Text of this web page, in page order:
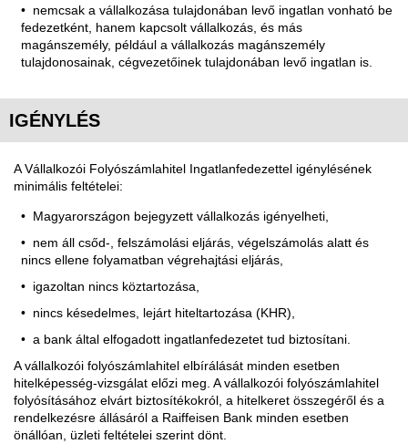
nemcsak a vállalkozása tulajdonában levő ingatlan vonható be
fedezetként, hanem kapcsolt vállalkozás, és más
magánszemély, például a vállalkozás magánszemély
tulajdonosainak, cégvezetőinek tulajdonában levő ingatlan is.
IGÉNYLÉS
A Vállalkozói Folyószámlahitel Ingatlanfedezettel igénylésének
minimális feltételei:
Magyarországon bejegyzett vállalkozás igényelheti,
nem áll csőd-, felszámolási eljárás, végelszámolás alatt és
nincs ellene folyamatban végrehajtási eljárás,
igazoltan nincs köztartozása,
nincs késedelmes, lejárt hiteltartozása (KHR),
a bank által elfogadott ingatlanfedezetet tud biztosítani.
A vállalkozói folyószámlahitel elbírálását minden esetben
hitelképesség-vizsgálat előzi meg. A vállalkozói folyószámlahitel
folyósításához elvárt biztosítékokról, a hitelkeret összegéről és a
rendelkezésre állásáról a Raiffeisen Bank minden esetben
önállóan, üzleti feltételei szerint dönt.